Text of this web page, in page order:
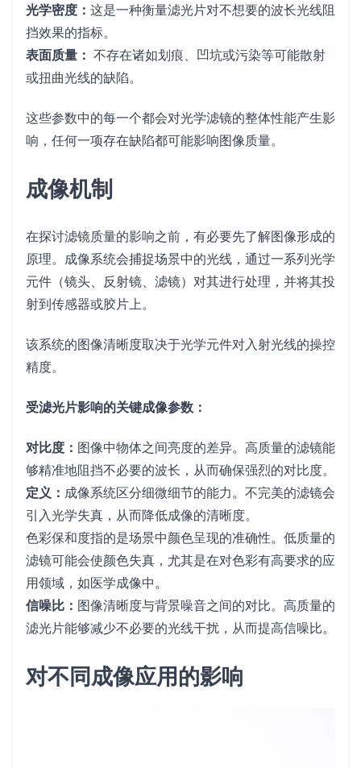
光学密度： 这是一种衡量滤光片对不想要的波长光线阻
挡效果的指标。
表面质量： 不存在诸如划痕、凹坑或污染等可能散射
或扭曲光线的缺陷。
这些参数中的每一个都会对光学滤镜的整体性能产生影
响，任何一项存在缺陷都可能影响图像质量。
成像机制
在探讨滤镜质量的影响之前，有必要先了解图像形成的
原理。成像系统会捕捉场景中的光线，通过一系列光学
元件（镜头、反射镜、滤镜）对其进行处理，并将其投
射到传感器或胶片上。
该系统的图像清晰度取决于光学元件对入射光线的操控
精度。
受滤光片影响的关键成像参数：
对比度： 图像中物体之间亮度的差异。高质量的滤镜能
够精准地阻挡不必要的波长，从而确保强烈的对比度。
定义： 成像系统区分细微细节的能力。不完美的滤镜会
引入光学失真，从而降低成像的清晰度。
色彩保和度指的是场景中颜色呈现的准确性。低质量的
滤镜可能会使颜色失真，尤其是在对色彩有高要求的应
用领域，如医学成像中。
信噪比： 图像清晰度与背景噪音之间的对比。高质量的
滤光片能够减少不必要的光线干扰，从而提高信噪比。
对不同成像应用的影响